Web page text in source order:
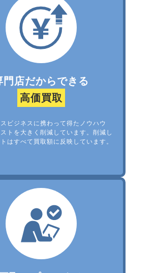
門店だからできる
高価買取
ビジネスに携わって得たノウハウ
トを大きく削減しています。削減し
はすべて買取額に反映しています。